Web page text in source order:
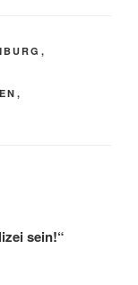
,
,
sein!“